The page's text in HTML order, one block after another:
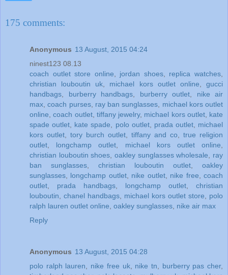
175 comments:
Anonymous 13 August, 2015 04:24
ninest123 08.13
coach outlet store online
jordan shoes, replica watches
christian louboutin uk
michael kors outlet online ,gucci
handbags
burberry handbags burberry outlet
nike air
max ,coach purses, ray ban sunglasses
michael kors outlet
online ,coach outlet, tiffany jewelry, michael kors outlet, kate
spade outlet
kate spade polo outlet, prada outlet, michael
kors outlet
tory burch outlet tiffany and co
true religion
outlet
longchamp outlet michael kors outlet online
christian louboutin shoes ,oakley sunglasses wholesale
ray
ban sunglasses
christian louboutin outlet
oakley
sunglasses
longchamp outlet, nike outlet, nike free ,coach
outlet
prada handbags longchamp outlet
christian
louboutin
chanel handbags michael kors outlet store
polo
ralph lauren outlet online oakley sunglasses nike air max
Reply
Anonymous 13 August, 2015 04:28
polo ralph lauren
nike free uk, nike tn burberry pas cher,